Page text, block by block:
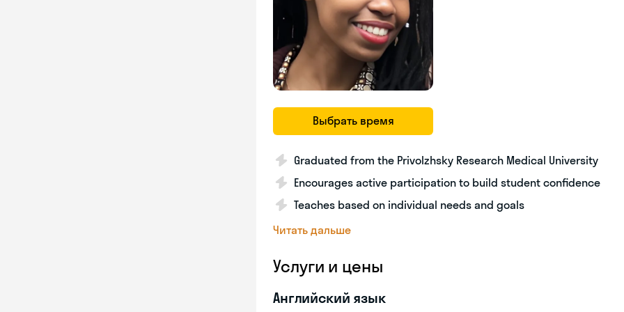
Выбрать время
Graduated from the Privolzhsky Research Medical University
Encourages active participation to build student confidence
Teaches based on individual needs and goals
Читать дальше
Услуги и цены
Английский язык